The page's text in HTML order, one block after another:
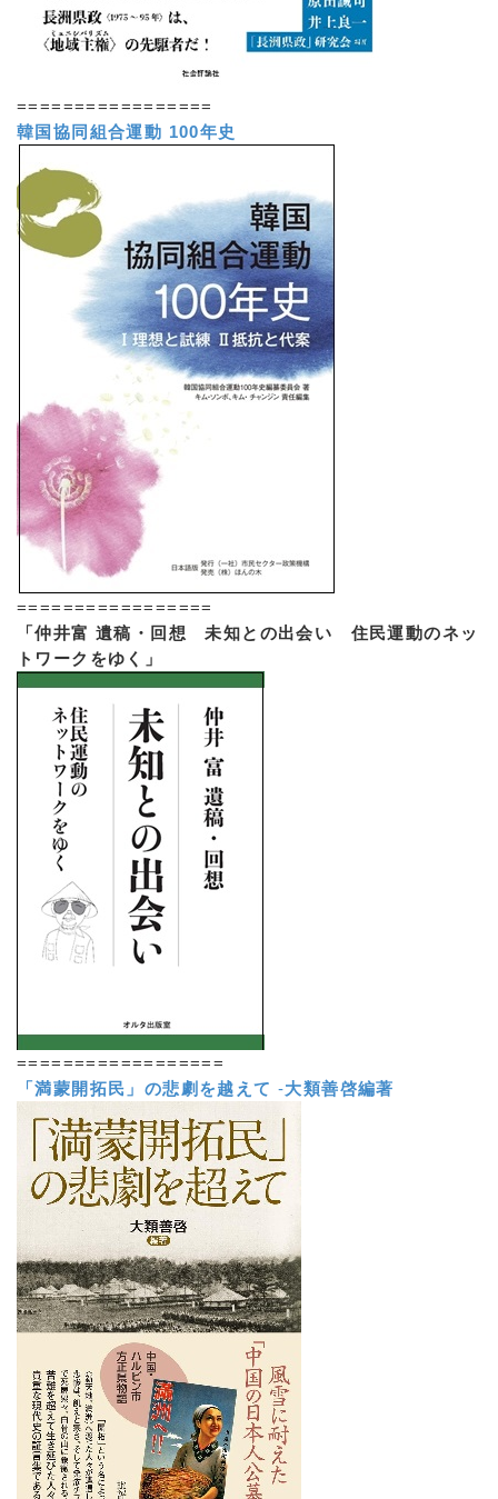
=================
韓国協同組合運動 100年史
=================
「仲井富 遺稿・回想 未知との出会い 住民運動のネッ
トワークをゆく」
==================
「満蒙開拓民」の悲劇を越えて -大類善啓編著